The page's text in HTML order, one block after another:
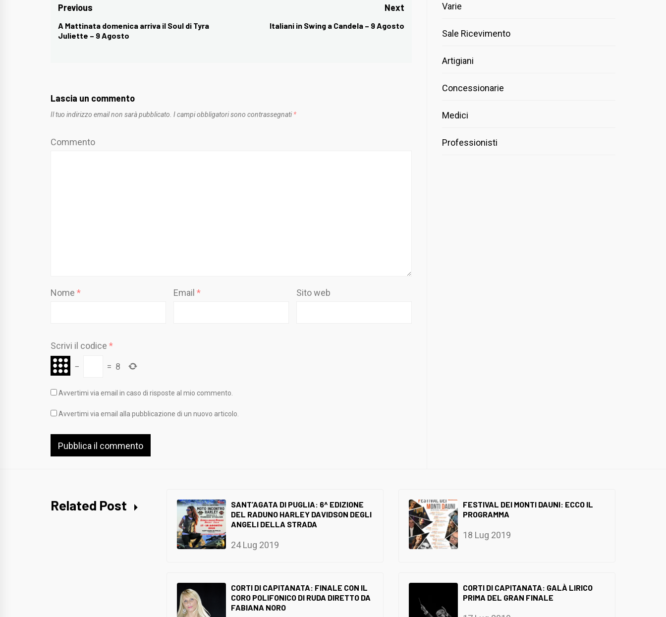
Navigazione
articoli
Previous
Previous
post:
A Mattinata domenica arriva il Soul di Tyra
Juliette – 9 Agosto
Next
Next
Italiani in Swing a Candela – 9 Agosto
Lascia un commento
Il tuo indirizzo email non sarà pubblicato. I campi obbligatori sono contrassegnati *
Commento
Nome * Email * Sito web
Scrivi il codice *
−
= 8
Avvertimi via email in caso di risposte al mio commento.
Avvertimi via email alla pubblicazione di un nuovo articolo.
Varie
Sale Ricevimento
Artigiani
Concessionarie
Medici
Professionisti
Related Post
SANT’AGATA DI PUGLIA: 6^ EDIZIONE
DEL RADUNO HARLEY DAVIDSON DEGLI
ANGELI DELLA STRADA
24 Lug 2019
FESTIVAL DEI MONTI DAUNI: ECCO IL
PROGRAMMA
18 Lug 2019
CORTI DI CAPITANATA: FINALE CON IL
CORO POLIFONICO DI RUDA DIRETTO DA
FABIANA NORO
CORTI DI CAPITANATA: GALÀ LIRICO
PRIMA DEL GRAN FINALE